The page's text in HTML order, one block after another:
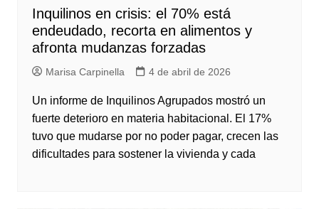
Inquilinos en crisis: el 70% está
endeudado, recorta en alimentos y
afronta mudanzas forzadas
Marisa Carpinella 4 de abril de 2026
Un informe de Inquilinos Agrupados mostró un
fuerte deterioro en materia habitacional. El 17%
tuvo que mudarse por no poder pagar, crecen las
dificultades para sostener la vivienda y cada